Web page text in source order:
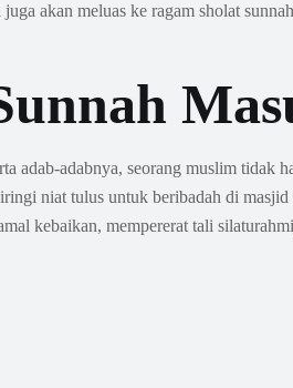
akan meluas ke ragam sholat
adab-adabnya, seorang muslim tidak
niat tulus untuk beribadah di
kebaikan, mempererat tali